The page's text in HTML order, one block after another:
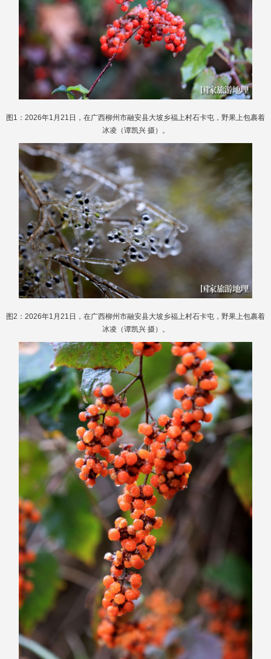
图1：2026年1月21日，在广西柳州市融安县大坡乡福上村石卡屯，野果上包裹着
冰凌（谭凯兴 摄）。
图2：2026年1月21日，在广西柳州市融安县大坡乡福上村石卡屯，野果上包裹着
冰凌（谭凯兴 摄）。